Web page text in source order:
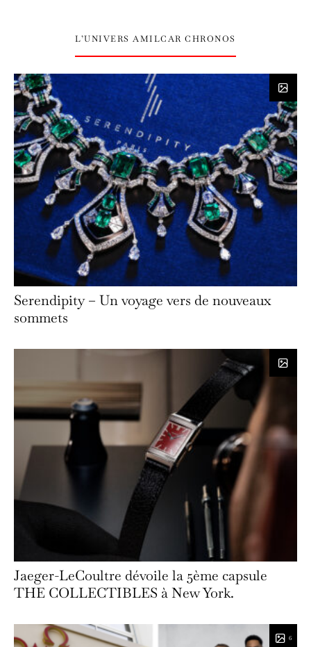
L’UNIVERS AMILCAR CHRONOS
Serendipity – Un voyage vers de nouveaux
sommets
Jaeger-LeCoultre dévoile la 5ème capsule
THE COLLECTIBLES à New York.
6